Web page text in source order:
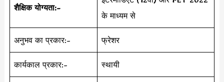
शैक्षिक योग्यता:-
के माध्यम से
अनुभव का प्रकार:- फ्रेशर
कार्यकाल प्रकार:- स्थायी